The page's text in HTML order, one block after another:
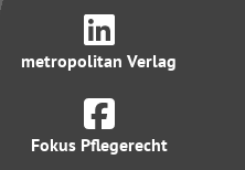
metropolitan Verlag
Fokus Pflegerecht